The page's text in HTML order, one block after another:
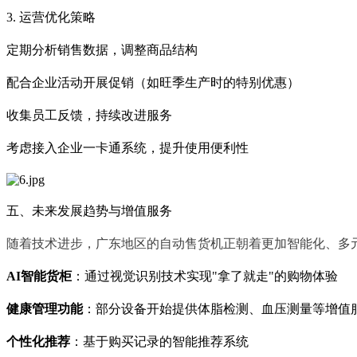
3. 运营优化策略
定期分析销售数据，调整商品结构
配合企业活动开展促销（如旺季生产时的特别优惠）
收集员工反馈，持续改进服务
考虑接入企业一卡通系统，提升使用便利性
五、未来发展趋势与增值服务
随着技术进步，广东地区的自动售货机正朝着更加智能化、多
AI智能货柜：通过视觉识别技术实现"拿了就走"的购物体验
健康管理功能：部分设备开始提供体脂检测、血压测量等增值
个性化推荐 ：基于购买记录的智能推荐系统